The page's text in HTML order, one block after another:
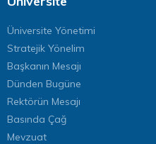
Üniversite Yönetimi
Stratejik Yönelim
Başkanın Mesajı
Dünden Bugüne
Rektörün Mesajı
Basında Çağ
Mevzuat